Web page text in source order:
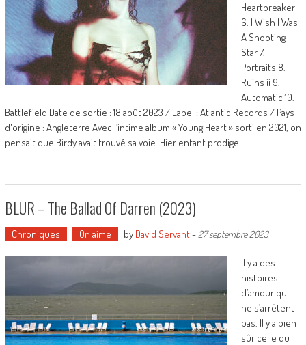
Heartbreaker
6. I Wish I Was
A Shooting
Star 7.
Portraits 8.
Ruins ii 9.
Automatic 10.
Battlefield Date de sortie : 18 août 2023 / Label : Atlantic Records / Pays
d'origine : Angleterre Avec l’intime album « Young Heart » sorti en 2021, on
pensait que Birdy avait trouvé sa voie. Hier enfant prodige
BLUR – The Ballad Of Darren (2023)
Chroniques On aime by David Servant- 27 septembre 2023
Il y a des
histoires
d’amour qui
ne s’arrêtent
pas. Il y a bien
sûr celle du